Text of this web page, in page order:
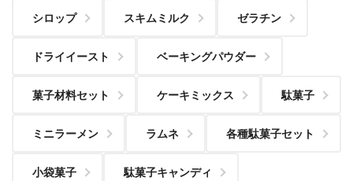
シロップ スキムミルク ゼラチン
ドライイースト ベーキングパウダー
菓子材料セット ケーキミックス 駄菓子
ミニラーメン ラムネ 各種駄菓子セット
小袋菓子 駄菓子キャンディ